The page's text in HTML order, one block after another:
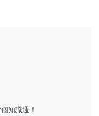
知識通！